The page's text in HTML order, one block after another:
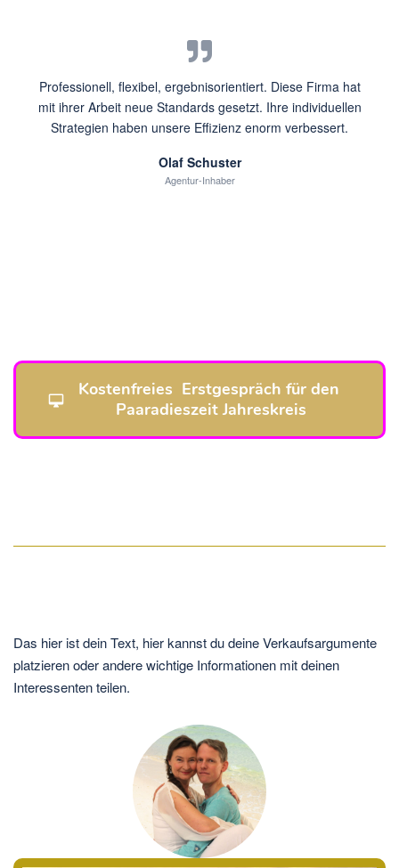
Professionell, flexibel, ergebnisorientiert. Diese Firma hat
mit ihrer Arbeit neue Standards gesetzt. Ihre individuellen
Strategien haben unsere Effizienz enorm verbessert.
Olaf Schuster
Agentur-Inhaber
Kostenfreies  Erstgespräch für den
Paaradieszeit Jahreskreis
Das hier ist dein Text, hier kannst du deine Verkaufsargumente
platzieren oder andere wichtige Informationen mit deinen
Interessenten teilen.